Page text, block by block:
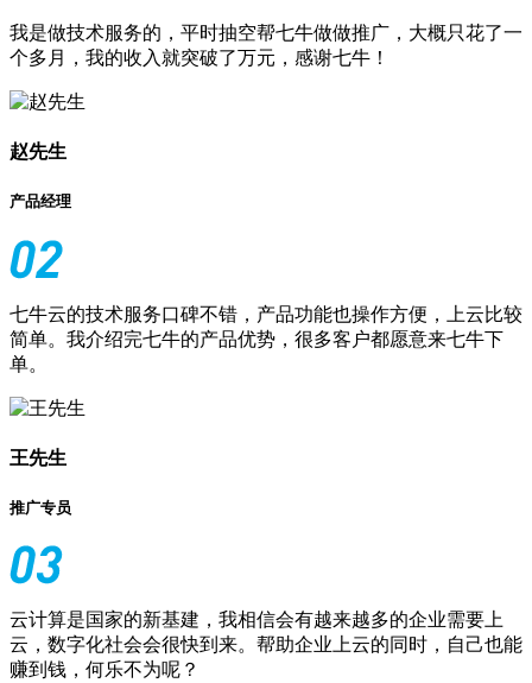
我是做技术服务的，平时抽空帮七牛做做推广，大概只花了一
个多月，我的收入就突破了万元，感谢七牛！
赵先生
产品经理
七牛云的技术服务口碑不错，产品功能也操作方便，上云比较
简单。我介绍完七牛的产品优势，很多客户都愿意来七牛下
单。
王先生
推广专员
云计算是国家的新基建，我相信会有越来越多的企业需要上
云，数字化社会会很快到来。帮助企业上云的同时，自己也能
赚到钱，何乐不为呢？